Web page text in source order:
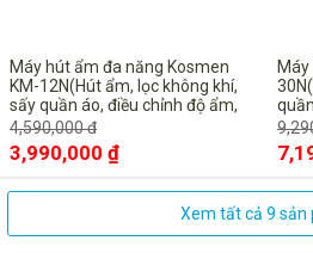
Máy hút ẩm đa năng Kosmen
KM-12N(Hút ẩm, lọc không khí,
sấy quần áo, điều chỉnh độ ẩm,
kết nối Wifi - Chính hãng, Bảo
hành 24 tháng tại nhà
4,590,000 đ
3,990,000 ₫
nối
24
Xem tất cả 9 sản